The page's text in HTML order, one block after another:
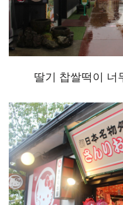
딸기 찹쌀떡이 너